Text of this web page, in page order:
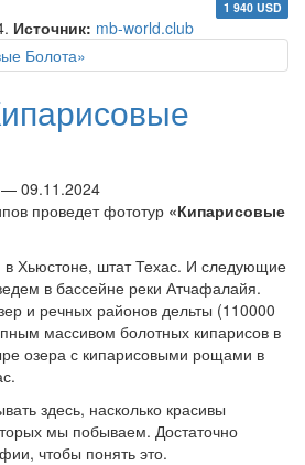
1 940 USD
Источник: mb-world.club
— 09.11.2024
проведет фототур «Кипарисовые
в Хьюстоне, штат Техас. И следующие
в бассейне реки Атчафалайя.
и речных районов дельты (110000
массивом болотных кипарисов в
озера с кипарисовыми рощами в
здесь, насколько красивы
мы побываем. Достаточно
чтобы понять это.